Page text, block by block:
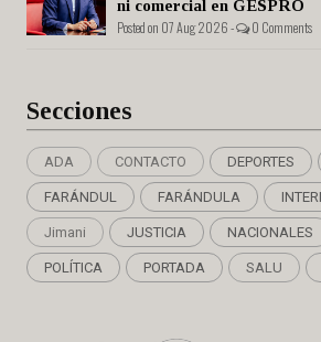
ni comercial en GESPRO
Posted on 07 Aug 2026 - 0 Comments
Secciones
ADA CONTACTO DEPORTES
FARÁNDUL FARÁNDULA
Jimani JUSTICIA NACIONALES
POLÍTICA PORTADA SALU